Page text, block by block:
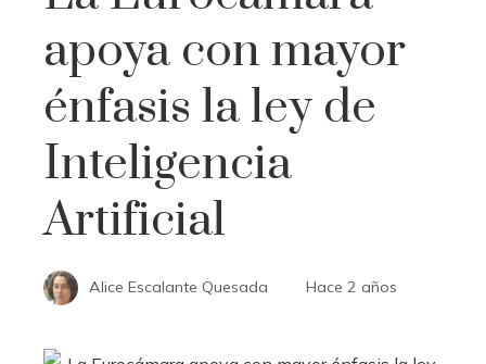
apoya con mayor
énfasis la ley de
Inteligencia
Artificial
Alice Escalante Quesada Hace 2 años